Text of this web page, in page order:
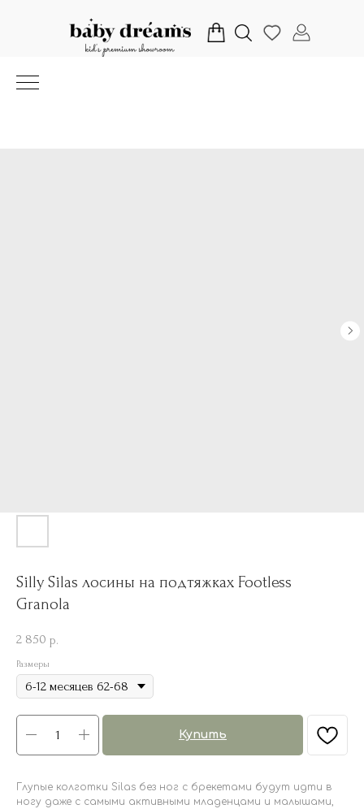
Silly Silas лосины на подтяжках Footless
Granola
2 850 р.
Размеры
Купить
Глупые колготки Silas без ног с брекетами будут идти в
ногу даже с самыми активными младенцами и малышами,